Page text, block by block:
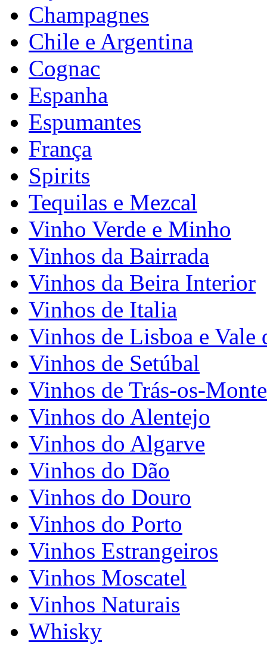
Champagnes
Chile e Argentina
Cognac
Espanha
Espumantes
França
Spirits
Tequilas e Mezcal
Vinho Verde e Minho
Vinhos da Bairrada
Vinhos da Beira Interior
Vinhos de Italia
Vinhos de Lisboa e Vale
Vinhos de Setúbal
Vinhos de Trás-os-
Vinhos do Alentejo
Vinhos do Algarve
Vinhos do Dão
Vinhos do Douro
Vinhos do Porto
Vinhos Estrangeiros
Vinhos Moscatel
Vinhos Naturais
Whisky